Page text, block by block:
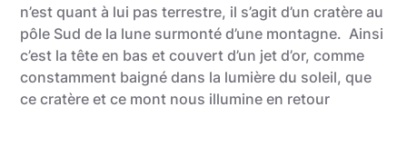
n’est quant à lui pas terrestre, il s’agit d’un cratère au
pôle Sud de la lune surmonté d’une montagne. Ainsi
c’est la tête en bas et couvert d’un jet d’or, comme
constamment baigné dans la lumière du soleil, que
ce cratère et ce mont nous illumine en retour